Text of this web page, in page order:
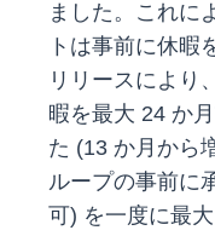
ました。これに
トは事前に休暇
リリースにより
暇を最大 24 か
た (13 か月から
ループの事前に
可) を一度に最